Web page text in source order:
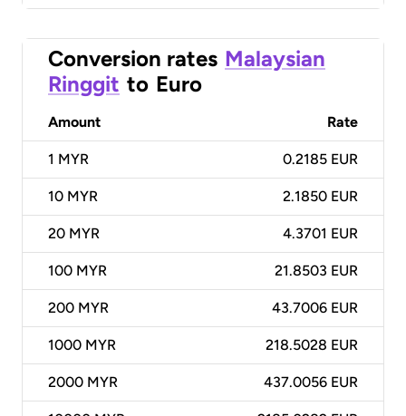
Conversion rates Malaysian
Ringgit to Euro
Amount Rate
1 MYR 0.2185 EUR
10 MYR 2.1850 EUR
20 MYR 4.3701 EUR
100 MYR 21.8503 EUR
200 MYR 43.7006 EUR
1000 MYR 218.5028 EUR
2000 MYR 437.0056 EUR